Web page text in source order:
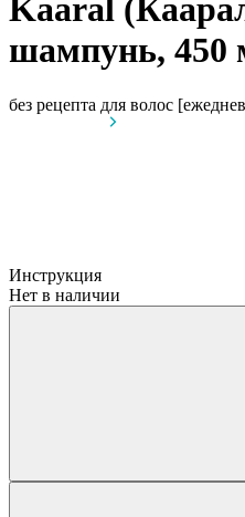
Kaaral
шампунь, 450
без рецепта для волос
Инструкция
Нет в наличии